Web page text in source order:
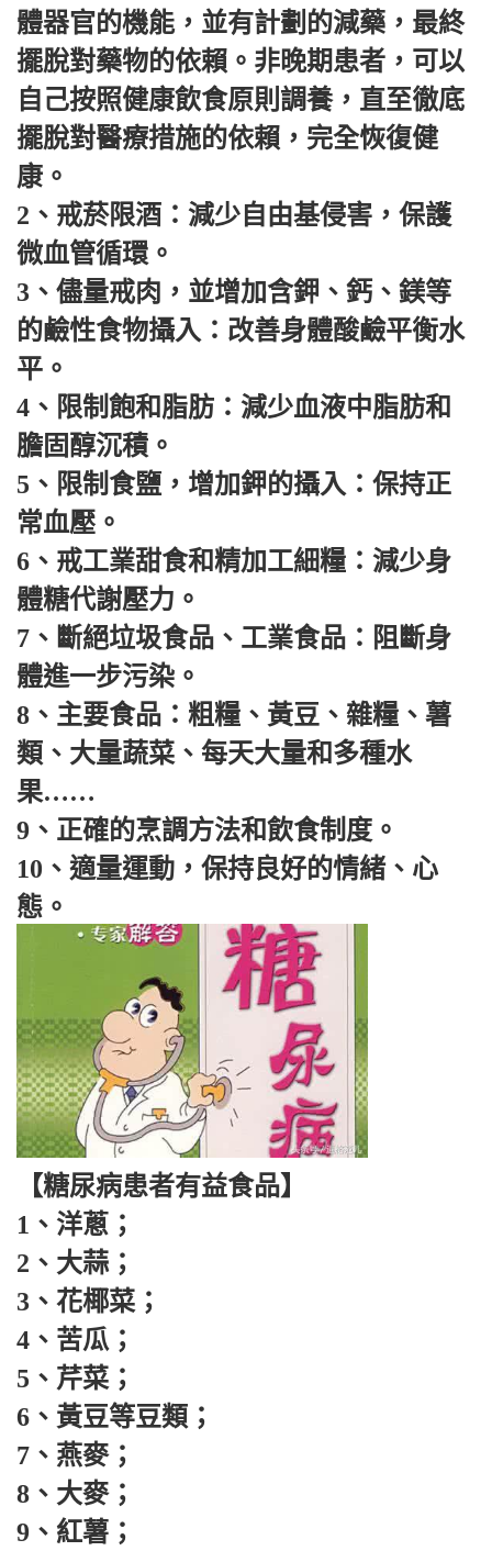
體器官的機能，並有計劃的減藥，最終
擺脫對藥物的依賴。非晚期患者，可以
自己按照健康飲食原則調養，直至徹底
擺脫對醫療措施的依賴，完全恢復健
康。
2、戒菸限酒：減少自由基侵害，保護
微血管循環。
3、儘量戒肉，並增加含鉀、鈣、鎂等
的鹼性食物攝入：改善身體酸鹼平衡水
平。
4、限制飽和脂肪：減少血液中脂肪和
膽固醇沉積。
5、限制食鹽，增加鉀的攝入：保持正
常血壓。
6、戒工業甜食和精加工細糧：減少身
體糖代謝壓力。
7、斷絕垃圾食品、工業食品：阻斷身
體進一步污染。
8、主要食品：粗糧、黃豆、雜糧、薯
類、大量蔬菜、每天大量和多種水
果……
9、正確的烹調方法和飲食制度。
10、適量運動，保持良好的情緒、心
態。
【糖尿病患者有益食品】
1、洋蔥；
2、大蒜；
3、花椰菜；
4、苦瓜；
5、芹菜；
6、黃豆等豆類；
7、燕麥；
8、大麥；
9、紅薯；